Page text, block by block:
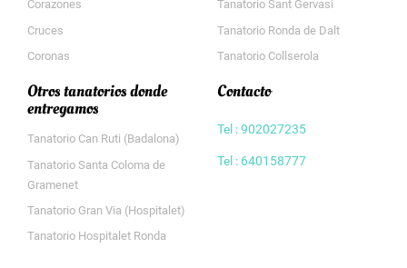
Corazones
Cruces
Coronas
Tanatorio Sant Gervasi
Tanatorio Ronda de Dalt
Tanatorio Collserola
Otros tanatorios donde
entregamos
Tanatorio Can Ruti (Badalona)
Tanatorio Santa Coloma de
Gramenet
Tanatorio Gran Via (Hospitalet)
Tanatorio Hospitalet Ronda
Contacto
Tel : 902027235
Tel : 640158777